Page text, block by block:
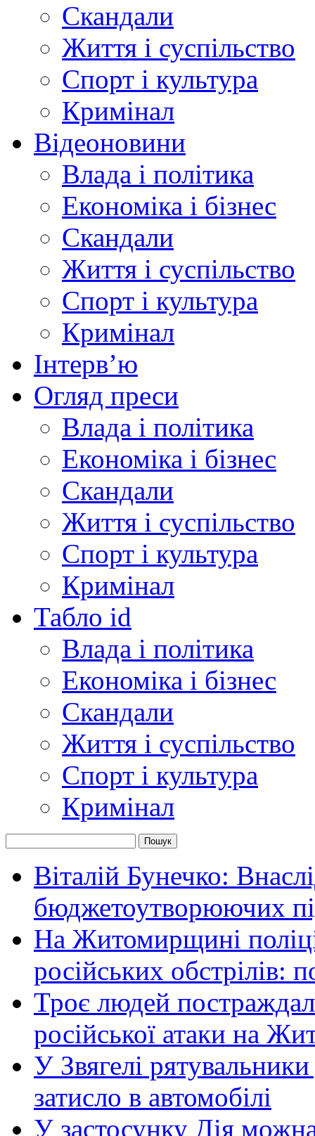
Скандали
Життя і суспільство
Спорт і культура
Кримінал
Відеоновини
Влада і політика
Економіка і бізнес
Скандали
Життя і суспільство
Спорт і культура
Кримінал
Інтерв’ю
Огляд преси
Влада і політика
Економіка і бізнес
Скандали
Життя і суспільство
Спорт і культура
Кримінал
Табло id
Влада і політика
Економіка і бізнес
Скандали
Життя і суспільство
Спорт і культура
Кримінал
Віталій Бунечко:
бюджетоутворюючих
На Житомирщині
російських обстрілів:
Троє людей
російської атаки на
У Звягелі
затисло в автомобілі
У застосунку Дія